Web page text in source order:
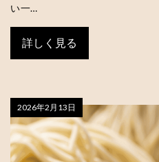
い一…
詳しく見る
2026年2月13日